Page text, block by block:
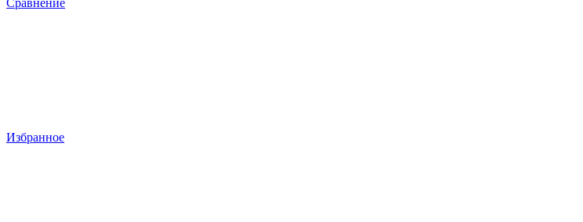
Сравнение
Избранное